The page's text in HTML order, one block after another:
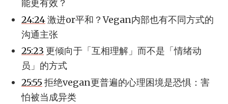
能更有效？
24:24激进or平和？Vegan内部也有不同方式的
沟通主张
25:23 更倾向于「互相理解」而不是「情绪动
员」的方式
25:55 拒绝vegan更普遍的心理困境是恐惧：害
怕被当成异类